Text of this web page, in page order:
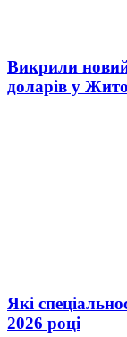
Викрили новий
доларів у
Які
2026 році